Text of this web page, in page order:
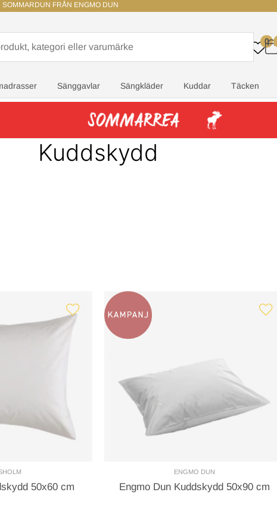
SOMMARDUN FRÅN ENGMO DUN
0
Sänggavlar Sängkläder Kuddar Täcken
Kuddskydd
50x60 cm
ENGMO DUN
Engmo Dun Kuddskydd 50x90 cm